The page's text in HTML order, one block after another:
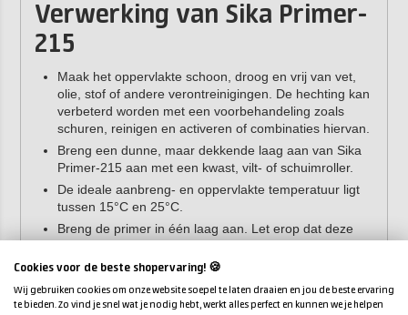
Verwerking van Sika Primer-
215
Maak het oppervlakte schoon, droog en vrij van vet,
olie, stof of andere verontreinigingen. De hechting kan
verbeterd worden met een voorbehandeling zoals
schuren, reinigen en activeren of combinaties hiervan.
Breng een dunne, maar dekkende laag aan van Sika
Primer-215 aan met een kwast, vilt- of schuimroller.
De ideale aanbreng- en oppervlakte temperatuur ligt
tussen 15°C en 25°C.
Breng de primer in één laag aan. Let erop dat deze
Sluit de verpakking zorgvuldig direct na gebruik.
Eigenschappen
Cookies voor de beste shopervaring! 🍪
Wij gebruiken cookies om onze website soepel te laten draaien en jou de beste ervaring
te bieden. Zo vind je snel wat je nodig hebt, werkt alles perfect en kunnen we je helpen